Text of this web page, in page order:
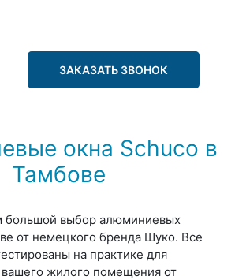
ЗАКАЗАТЬ ЗВОНОК
окна Schuco в
Тамбове
большой выбор алюминиевых
от немецкого бренда Шуко. Все
на практике для
жилого помещения от